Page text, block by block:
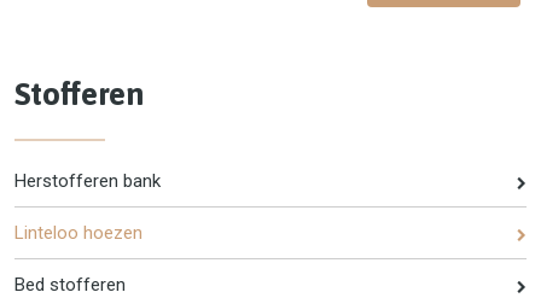
Stofferen
Herstofferen bank
Linteloo hoezen
Bed stofferen